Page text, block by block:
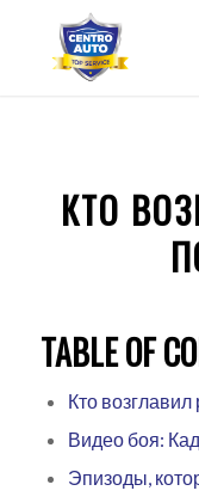
КТО
TABLE OF
Кто возглавил
Видео боя:
Эпизоды,